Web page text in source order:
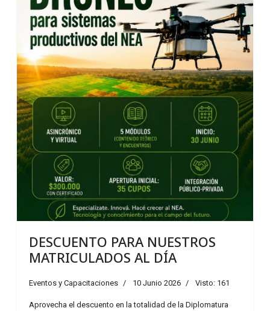
DESCUENTO PARA NUESTROS
MATRICULADOS AL DÍA
Eventos y Capacitaciones 10 Junio 2026 Visto: 161
Aprovecha el descuento en la totalidad de la Diplomatura